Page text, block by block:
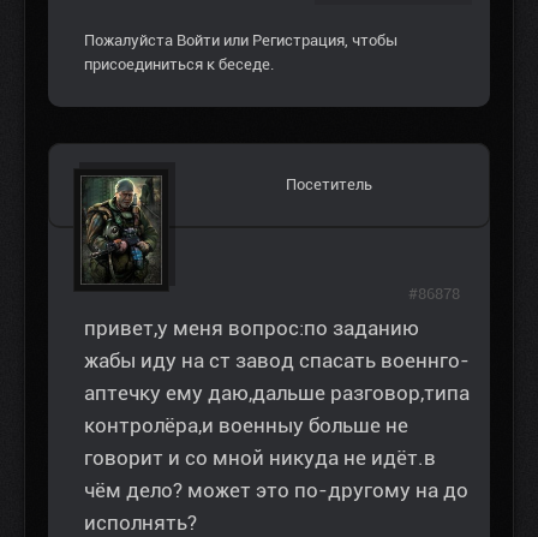
Пожалуйста Войти или Регистрация, чтобы
присоединиться к беседе.
Посетитель
привет,у меня вопрос:по заданию
жабы иду на ст завод спасать военнго-
аптечку ему даю,дальше разговор,типа
контролёра,и военныу больше не
говорит и со мной никуда не идёт.в
чём дело? может это по-другому на до
исполнять?
#86878